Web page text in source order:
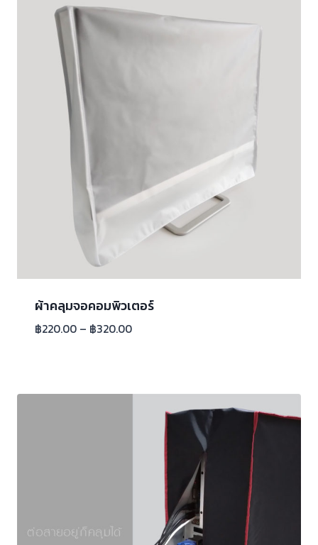
ผ้าคลุมจอคอมพิวเตอร์
฿220.00 – ฿320.00